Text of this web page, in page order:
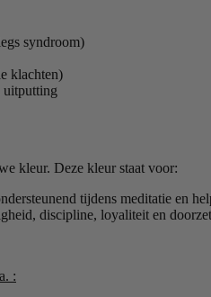
syndroom)
klachten)
uitputting
kleur. Deze kleur staat voor:
tijdens meditatie en
discipline, loyaliteit en
: